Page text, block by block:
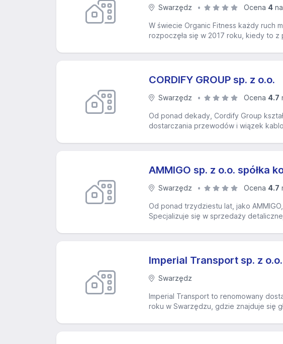
Swarzędz Ocena 4na
W świecie Organic Fitness każdy ruch
rozpoczęła się w 2017 roku, kiedy to
CORDIFY GROUP sp. z o.o.
Swarzędz Ocena 4.7
Od ponad dekady, Cordify Group
dostarczania przewodów i wiązek
AMMIGO sp. z o.o. spółka
Swarzędz Ocena 4.7
Od ponad trzydziestu lat, jako
Specjalizuje się w sprzedaży
Imperial Transport sp. z o.o.
Swarzędz
Imperial Transport to renomowany
roku w Swarzędzu, gdzie znajduje się